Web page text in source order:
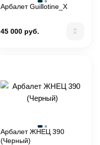
Арбалет Guillotine_X
45 000 руб.
Арбалет ЖНЕЦ 390
(Черный)